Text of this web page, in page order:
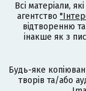
Всі матеріали,
агентство
відтворенню
інакше як з
Будь-яке
творів та/або